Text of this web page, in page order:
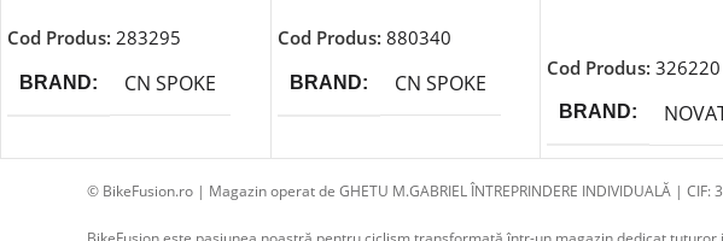
Cod Produs: 283295
BRAND CN SPOKE
Cod Produs: 880340
BRAND CN SPOKE
Cod Produs:326220
BRAND
© BikeFusion.ro | Magazin operat de GHETU M.GABRIEL ÎNTREPRINDERE INDIVIDUALĂ |